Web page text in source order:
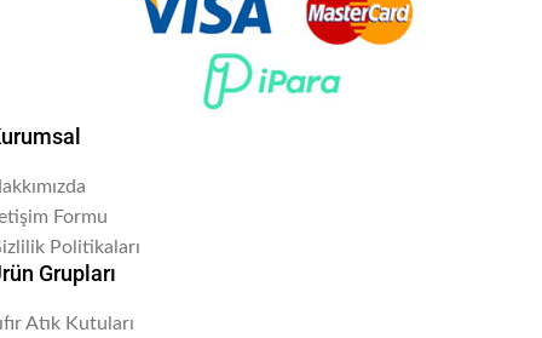
Formu
Politikaları
Grupları
Atık Kutuları